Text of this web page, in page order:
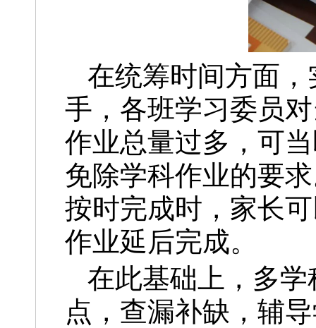
在统筹时间方面
手，各班学习委员
作业总量过多，可
免除学科作业的要
按时完成时，家长
作业延后完成。
在此基础上，多
点，查漏补缺，辅